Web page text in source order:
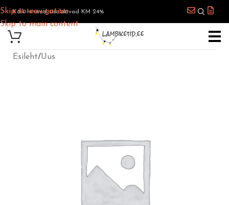
Skip to navigation
Skip to main content
Kõik hinnad sisaldavad KM 24%
Esileht/Uus